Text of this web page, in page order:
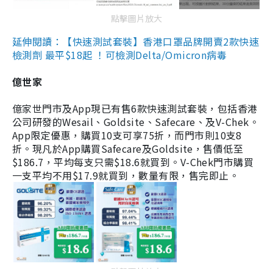
點擊圖片放大
延伸閱讀：【快速測試套裝】香港口罩品牌開賣2款快速
檢測劑 最平$18起 ！可檢測Delta/Omicron病毒
億世家
億家世門市及App現已有售6款快速測試套裝，包括香港
公司研發的Wesail、Goldsite、Safecare、及V-Chek。
App限定優惠，購買10支可享75折，而門市則10支8
折。現凡於App購買Safecare及Goldsite，售價低至
$186.7，平均每支只需$18.6就買到。V-Chek門市購買
一支平均不用$17.9就買到，數量有限，售完即止。